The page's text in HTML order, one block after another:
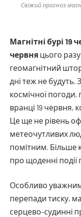
Свіжий прогноз
Магнітні бурі 19
червня цього
геомагнітний
дні теж не
космічної погоди,
вранці 19 червня,
Це ще не рівень
метеочутливих
помітним. Більше
про щоденні події
Особливо
перепади тиску,
серцево-судинні